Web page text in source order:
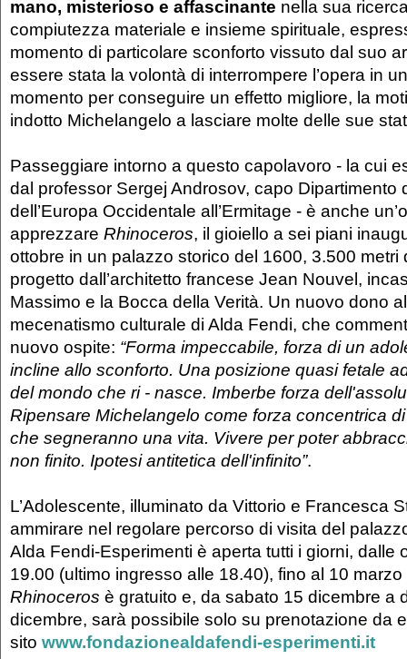
mano, misterioso e affascinante nella sua
compiutezza materiale e insieme spirituale,
momento di particolare sconforto vissuto dal suo
essere stata la volontà di interrompere l’opera in
momento per conseguire un effetto migliore, la
indotto Michelangelo a lasciare molte delle sue
Passeggiare intorno a questo capolavoro - la cui
dal professor Sergej Androsov, capo Dipartimento
dell’Europa Occidentale all’Ermitage - è anche
apprezzare Rhinoceros, il gioiello a sei piani
ottobre in un palazzo storico del 1600, 3.500 metri
progetto dall’architetto francese Jean Nouvel,
Massimo e la Bocca della Verità. Un nuovo dono
mecenatismo culturale di Alda Fendi, che
nuovo ospite: “Forma impeccabile, forza di un
incline allo sconforto. Una posizione quasi fetale
del mondo che ri - nasce. Imberbe forza
Ripensare Michelangelo come forza concentrica
che segneranno una vita. Vivere per poter
non finito. Ipotesi antitetica dell'infinito”.
L’Adolescente, illuminato da Vittorio e Francesca
ammirare nel regolare percorso di visita del
Alda Fendi-Esperimenti è aperta tutti i giorni, dalle
19.00 (ultimo ingresso alle 18.40), fino al 10
Rhinoceros è gratuito e, da sabato 15 dicembre a
dicembre, sarà possibile solo su prenotazione da
sito www.fondazionealdafendi-esperimenti.it